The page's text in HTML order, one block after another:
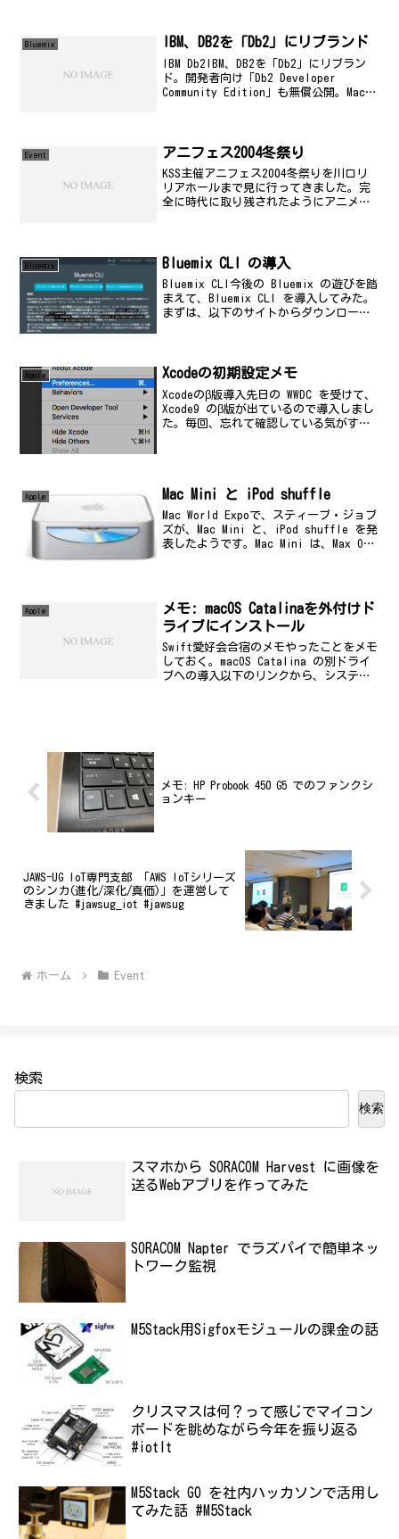
Bluemix IBM、DB2を「Db2」にリブランド
IBM Db2IBM、DB2を「Db2」にリブラン
ド。開発者向け「Db2 Developer
Community Edition」も無償公開。MacOS
Event アニフェス2004冬祭り
KSS主催アニフェス2004冬祭りを川口リ
リアホールまで見に行ってきました。完
全に時代に取り残されたようにアニメは
ことだったので...
Bluemix Bluemix CLI の導入
Bluemix CLI今後の Bluemix の遊びを踏
まえて、Bluemix CLI を導入してみた。
まずは、以下のサイトからダウンロー
Apple Xcodeの初期設定メモ
Xcodeのβ版導入先日の WWDC を受けて、
Xcode9 のβ版が出ているので導入しまし
た。毎回、忘れて確認している気がする
Apple Mac Mini と iPod shuffle
Mac World Expoで、スティーブ・ジョブ
ズが、Mac Mini と、iPod shuffle を発
表したようです。Mac Mini は、Max OS
Apple
メモ: macOS Catalinaを外付けド
ライブにインストール
Swift愛好会合宿のメモやったことをメモ
しておく。macOS Catalina の別ドライ
ブへの導入以下のリンクから、システム
メモ: HP Probook 450 G5 でのファンクシ
ョンキー
JAWS-UG IoT専門支部 「AWS IoTシリーズ
のシンカ(進化/深化/真価)」を運営して
きました #jawsug_iot #jawsug
ホーム Event
検索
検索
スマホから SORACOM Harvest に画像を
送るWebアプリを作ってみた
SORACOM Napter でラズパイで簡単ネッ
トワーク監視
M5Stack用Sigfoxモジュールの課金の話
クリスマスは何？って感じでマイコン
ボードを眺めながら今年を振り返る
#iotlt
M5Stack GO を社内ハッカソンで活用し
てみた話 #M5Stack